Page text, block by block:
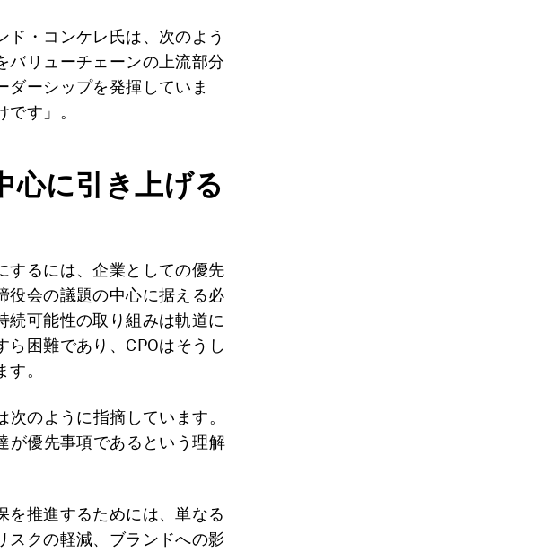
・コンケレ氏は、次のよう
バリューチェーンの上流部分
ダーシップを発揮していま
す」。
心に引き上げる
するには、企業としての優先
役会の議題の中心に据える必
続可能性の取り組みは軌道に
困難であり、CPOはそうし
。
のように指摘しています。
が優先事項であるという理解
を推進するためには、単なる
スクの軽減、ブランドへの影